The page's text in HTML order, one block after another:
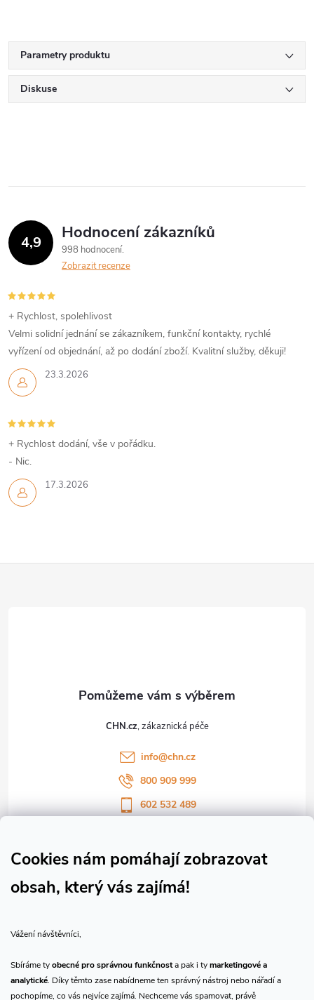
Cookies nám pomáhají zobrazovat
obsah, který vás zajímá!
Vážení návštěvníci,
Sbíráme tyobecné pro správnou funkčnosta pak i tymarketingové a
analytické. Díky těmto zase nabídneme ten správný nástroj nebo nářadí a
pochopíme, co vás nejvíce zajímá. Nechceme vás spamovat, právě
Parametry produktu
Diskuse
4,9 Hodnocení zákazníků
998 hodnocení
Zobrazit recenze
23.3.2026
+ Rychlost, spolehlivost
Velmi solidní jednání se zákazníkem, funkční kontakty, rychlé
vyřízení od objednání, až po dodání zboží. Kvalitní služby, děkuji!
17.3.2026
+ Rychlost dodání, vše v pořádku.
- Nic.
CHN.cz
info@chn.cz
800 909 999
602 532 489
Sledujte náš vlog CHN_CZ
Přijímáme online platby